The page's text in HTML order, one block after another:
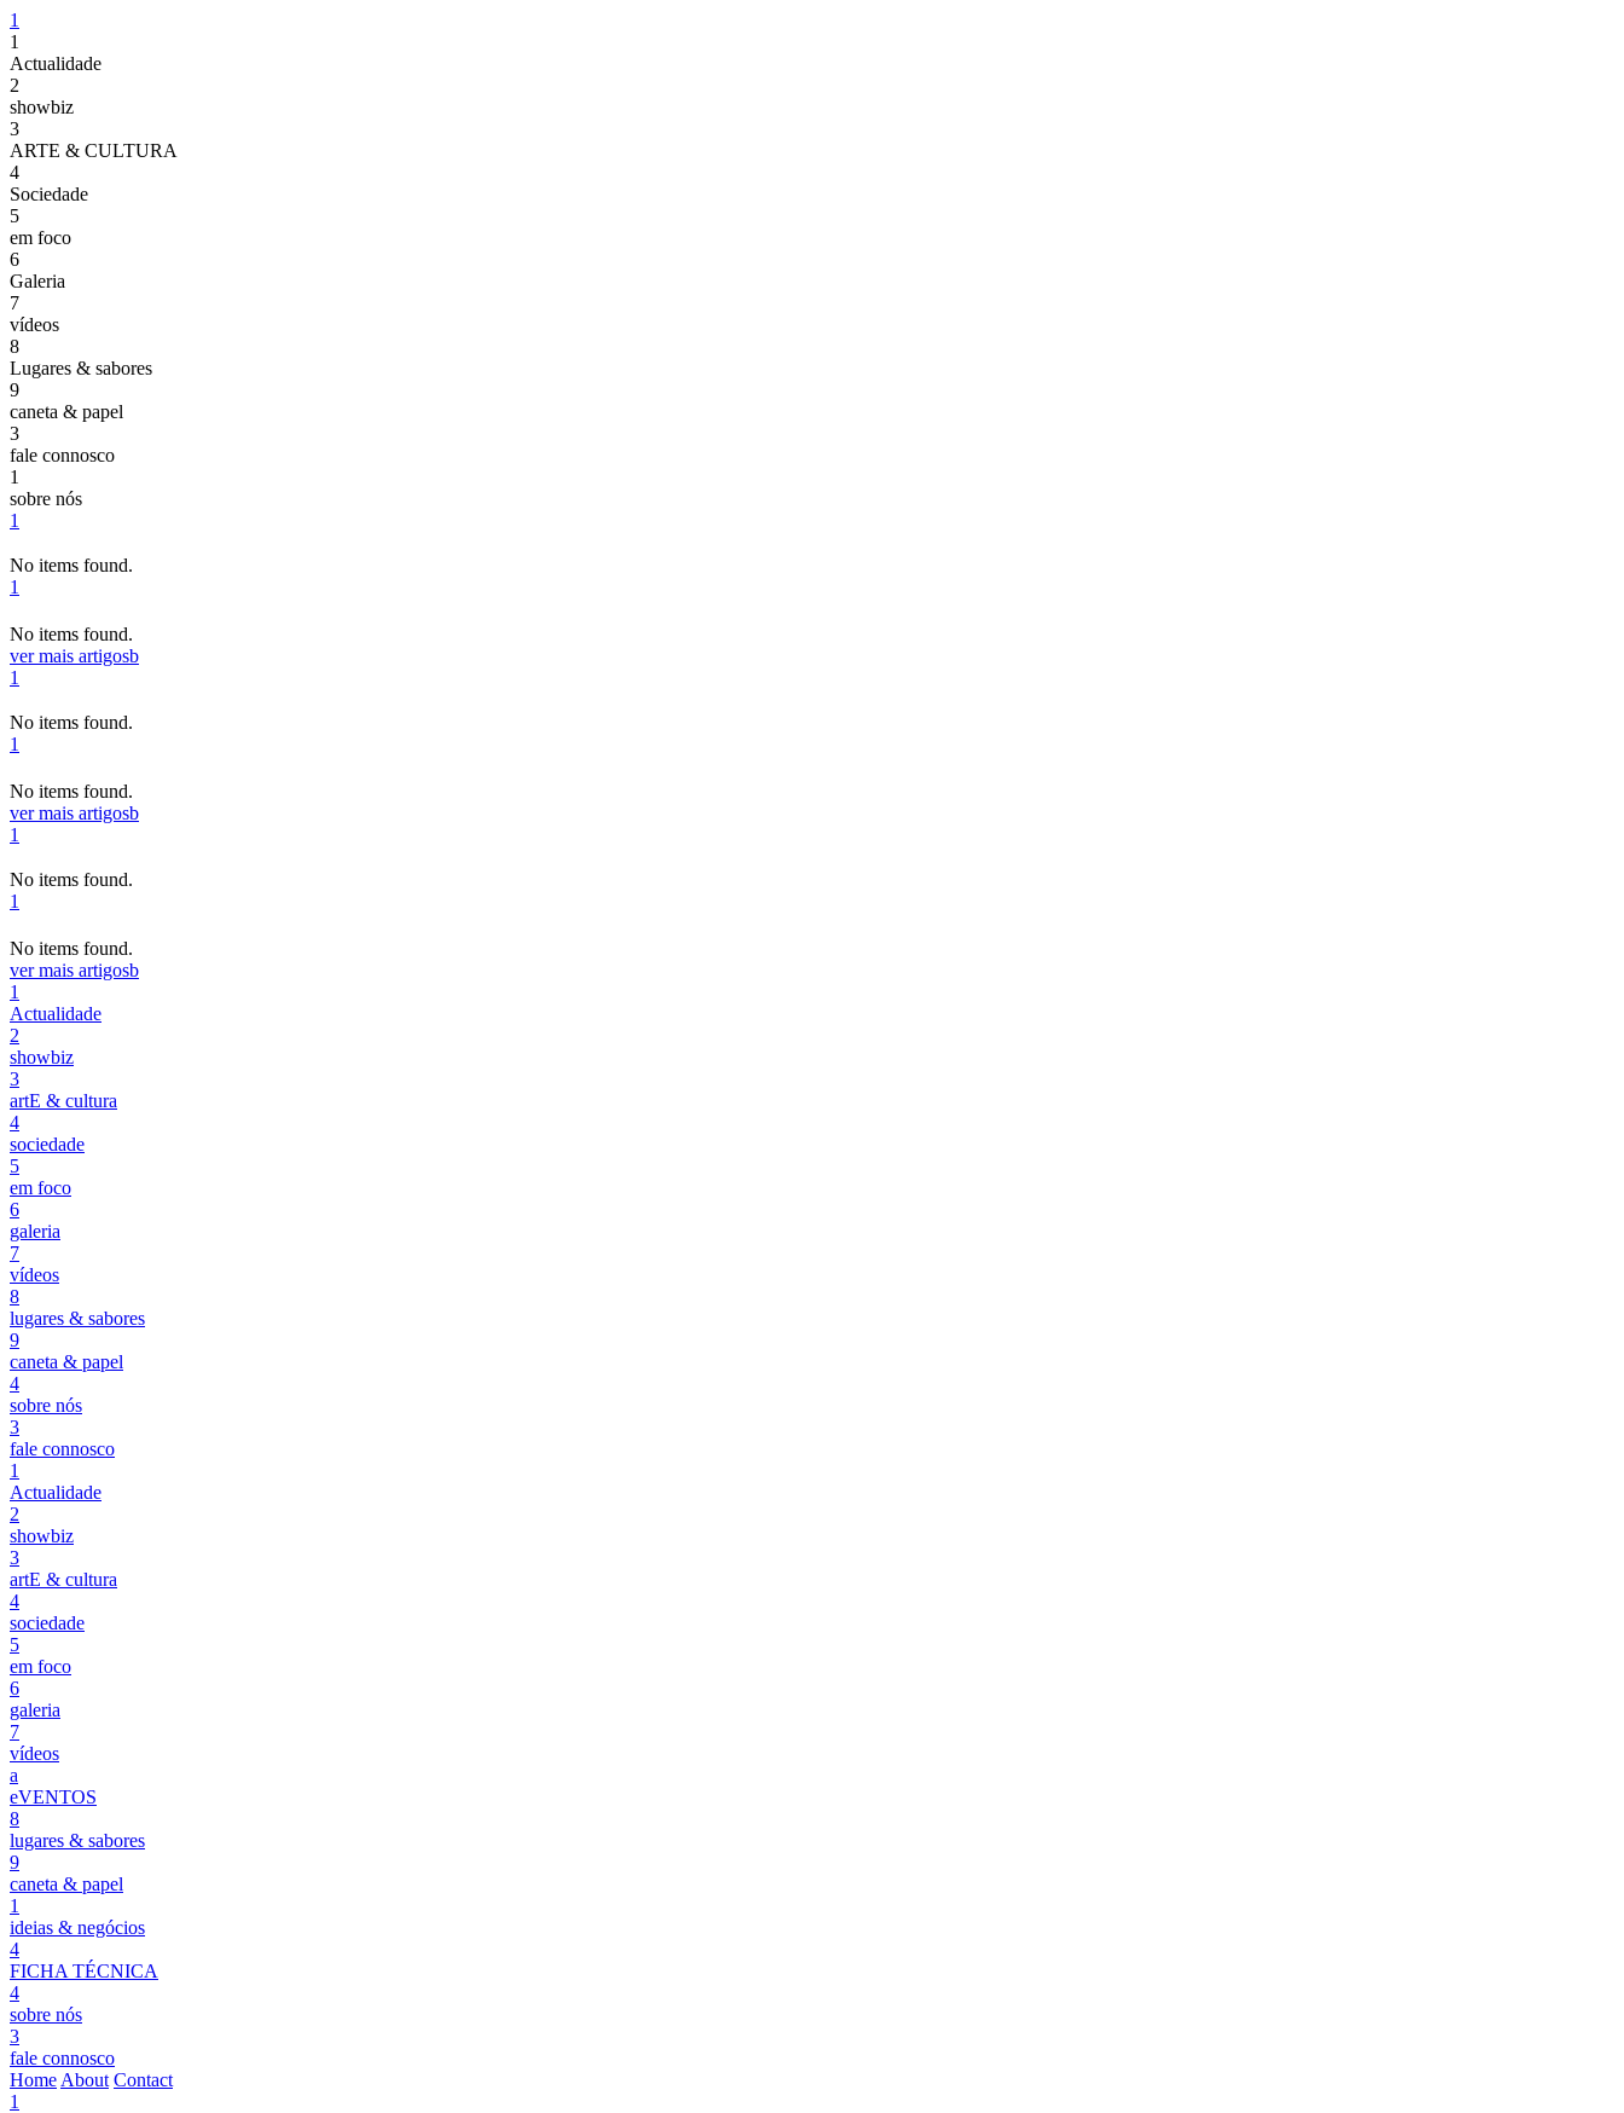
1
1
Actualidade
2
showbiz
3
ARTE & CULTURA
4
Sociedade
5
em foco
6
Galeria
7
vídeos
8
Lugares & sabores
9
caneta & papel
3
fale connosco
1
sobre nós
1
No items found.
1
No items found.
ver mais artigosb
1
No items found.
1
No items found.
ver mais artigosb
1
No items found.
1
No items found.
ver mais artigosb
1
Actualidade
2
showbiz
3
artE & cultura
4
sociedade
5
em foco
6
galeria
7
vídeos
8
lugares & sabores
9
caneta & papel
4
sobre nós
3
fale connosco
1
Actualidade
2
showbiz
3
artE & cultura
4
sociedade
5
em foco
6
galeria
7
vídeos
a
eVENTOS
8
lugares & sabores
9
caneta & papel
1
ideias & negócios
4
FICHA TÉCNICA
4
sobre nós
3
fale connosco
Home About Contact
1